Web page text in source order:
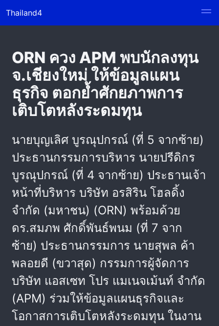
Thailand4
ORN ควง APM พบนักลงทุน
จ.เชียงใหม่ ให้ข้อมูลแผน
ธุรกิจ ตอกย้ำศักยภาพการ
เติบโตหลังระดมทุน
นายบุญเลิศ บูรณุปกรณ์ (ที่ 5 จากซ้าย)
ประธานกรรมการบริหาร นายปรีดิกร
บูรณุปกรณ์ (ที่ 4 จากซ้าย) ประธานเจ้า
หน้าที่บริหาร บริษัท อรสิริน โฮลดิ้ง
จำกัด (มหาชน) (ORN) พร้อมด้วย
ดร.สมภพ ศักดิ์พันธ์พนม (ที่ 7 จาก
ซ้าย) ประธานกรรมการ นายสุพล ค้า
พลอยดี (ขวาสุด) กรรมการผู้จัดการ
บริษัท แอสเซท โปร แมเนจเม้นท์ จำกัด
(APM) ร่วมให้ข้อมูลแผนธุรกิจและ
โอกาสการเติบโตหลังระดมทุน ในงาน